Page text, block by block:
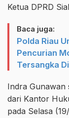
Ketua DPRD
Baca juga:
Polda Riau
Pencurian
Tersangka
Indra Gunawan
dari Kantor
pada Selasa